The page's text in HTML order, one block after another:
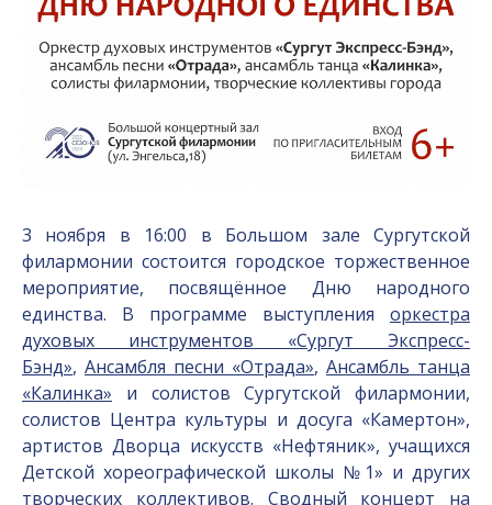
3 ноября в 16:00 в Большом зале Сургутской
филармонии состоится городское торжественное
мероприятие, посвящённое Дню народного
единства. В программе выступления оркестра
духовых инструментов «Сургут Экспресс-
Бэнд», Ансамбля песни «Отрада», Ансамбль танца
«Калинка» и солистов Сургутской филармонии,
солистов Центра культуры и досуга «Камертон»,
артистов Дворца искусств «Нефтяник», учащихся
Детской хореографической школы №1» и других
творческих коллективов. Сводный концерт на